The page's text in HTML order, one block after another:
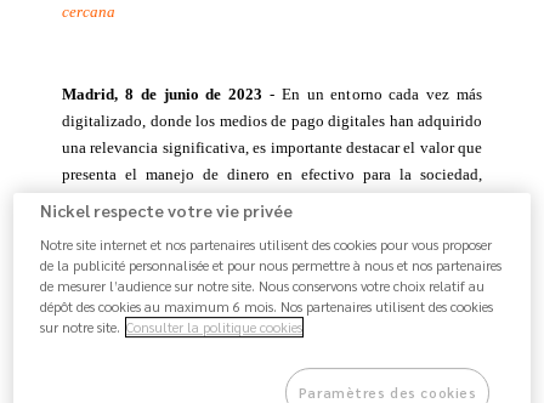
cercana
Madrid, 8 de junio de 2023 - En un entorno cada vez más
digitalizado, donde los medios de pago digitales han adquirido
una relevancia significativa, es importante destacar el valor que
presenta el manejo de dinero en efectivo para la sociedad,
donde su uso sigue siendo de gran importancia para la mayoría
hábitos de los españoles respecto al sector bancario’ llevado a
cabo por Nickel, una cuenta alternativa a la banca tradicional.
A pesar de que los métodos de pago digitales o con tarjeta han
de los consumidores, casi dos tercios (64,5%) de los
Nickel respecte votre vie privée
Notre site internet et nos partenaires utilisent des cookies pour vous proposer
de la publicité personnalisée et pour nous permettre à nous et nos partenaires
de mesurer l’audience sur notre site. Nous conservons votre choix relatif au
dépôt des cookies au maximum 6 mois. Nos partenaires utilisent des cookies
sur notre site. Consulter la politique cookies
Paramètres des cookies